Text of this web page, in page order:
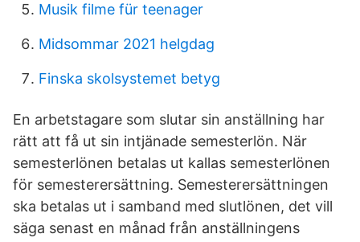
Musik filme für teenager
Midsommar 2021 helgdag
Finska skolsystemet betyg
En arbetstagare som slutar sin anställning har
rätt att få ut sin intjänade semesterlön. När
semesterlönen betalas ut kallas semesterlönen
för semesterersättning. Semesterersättningen
ska betalas ut i samband med slutlönen, det vill
säga senast en månad från anställningens